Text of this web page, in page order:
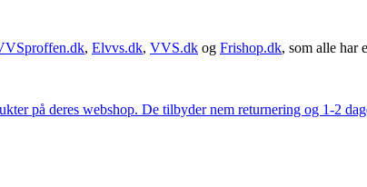
, Elvvs.dk, VVS.dk og Frishop.dk, som alle har
på deres webshop. De tilbyder nem returnering og 1-2